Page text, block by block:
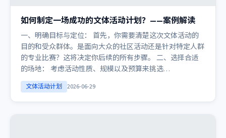
如何制定一场成功的文体活动计划？——案例解读
一、明确目标与定位： 首先，你需要清楚这次文体活动的
目的和受众群体。是面向大众的社区活动还是针对特定人群
的专业比赛？这将决定你后续的所有步骤。 二、选择合适
的场地： 考虑活动性质、规模以及预算来挑选…
文体活动计划 2026-06-29